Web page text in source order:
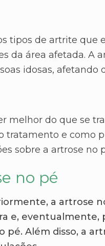
tipos de artrite que
da área afetada. A
idosas, afetando
melhor do que se
tratamento e como
sobre a artrose no
no pé
a artrose
e, eventualmente,
pé. Além disso, a